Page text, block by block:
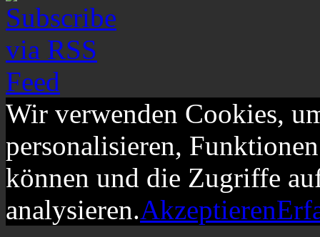
Wir verwenden Cookies,
personalisieren,
können und die Zugriffe
analysieren.Akzeptieren